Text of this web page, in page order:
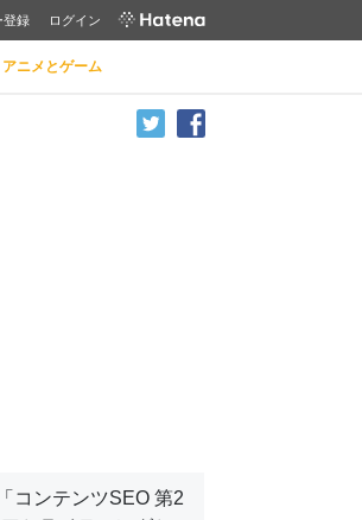
登録 ログイン
アニメとゲーム
コンテンツSEO 第2